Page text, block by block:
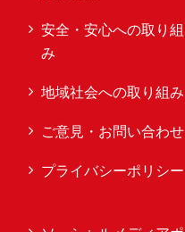
安全・安心への取り組
み
地域社会への取り組み
ご意見・お問い合わせ
プライバシーポリシー